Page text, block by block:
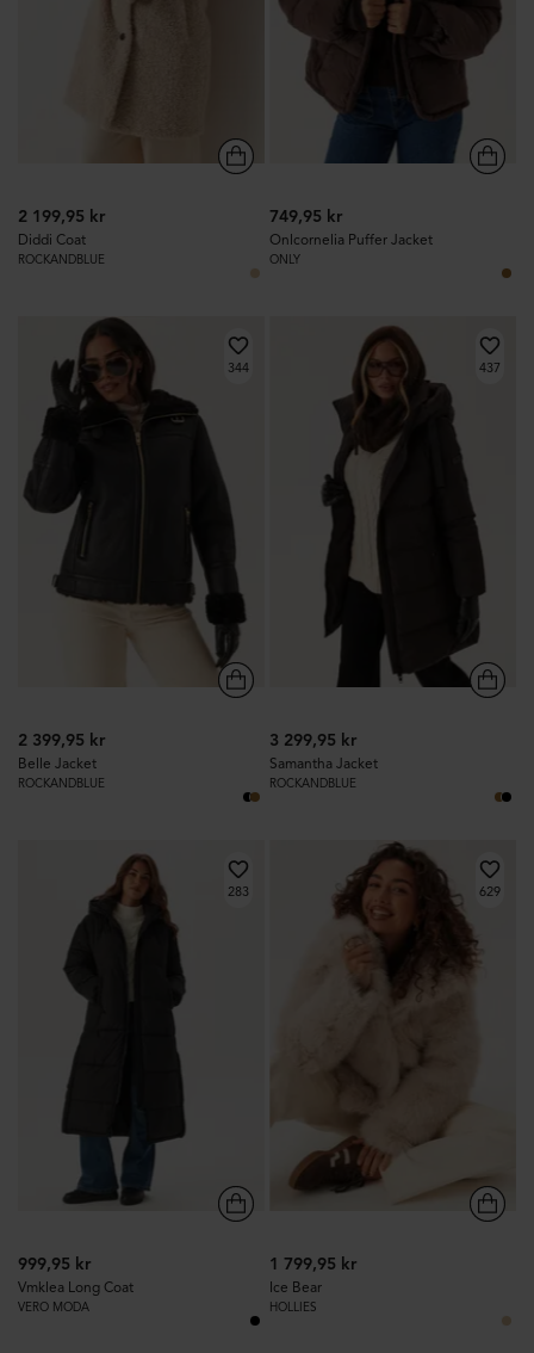
2 199,95 kr
Diddi Coat
ROCKANDBLUE
749,95 kr
Onlcornelia Puffer Jacket
ONLY
344
2 399,95 kr
Belle Jacket
ROCKANDBLUE
437
3 299,95 kr
Samantha Jacket
ROCKANDBLUE
283
999,95 kr
Vmklea Long Coat
VERO MODA
629
1 799,95 kr
Ice Bear
HOLLIES